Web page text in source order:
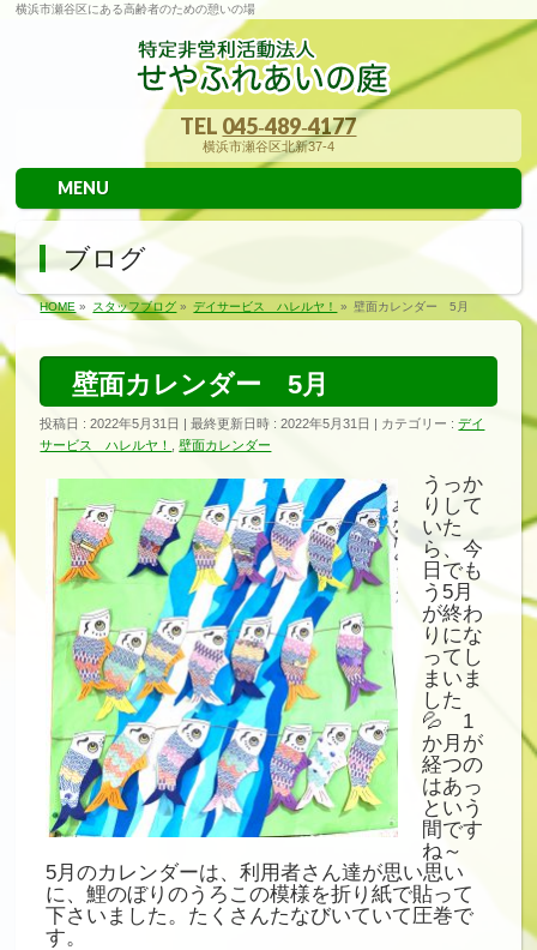
横浜市瀬谷区にある高齢者のための憩いの場
TEL 045‐489‐4177
横浜市瀬谷区北新37-4
MENU
ブログ
HOME » スタッフブログ » デイサービス ハレルヤ！ » 壁面カレンダー 5月
壁面カレンダー 5月
投稿日 : 2022年5月31日 最終更新日時 : 2022年5月31日 カテゴリー :デイ
サービス ハレルヤ！
,壁面カレンダー
うっか
りして
いた
ら、今
日でも
う5月
が終わ
りにな
ってし
まいま
した
💦 1
か月が
経つの
はあっ
という
間です
ね～
5月のカレンダーは、利用者さん達が思い思い
に、鯉のぼりのうろこの模様を折り紙で貼って
下さいました。たくさんたなびいていて圧巻で
す。